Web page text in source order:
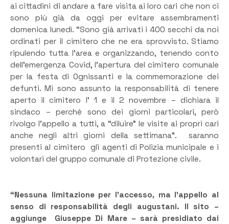
ai cittadini di andare a fare visita ai loro cari che non ci
sono più già da oggi per evitare assembramenti
domenica lunedì. “Sono già arrivati i 400 secchi da noi
ordinati per il cimitero che ne era sprovvisto. Stiamo
ripulendo tutta l’area e organizzando, tenendo conto
dell’emergenza Covid, l’apertura del cimitero comunale
per la festa di Ognissanti e la commemorazione dei
defunti. Mi sono assunto la responsabilità di tenere
aperto il cimitero l’ 1 e il 2 novembre – dichiara il
sindaco – perché sono dei giorni particolari, però
rivolgo l’appello a tutti, a “diluire” le visite ai propri cari
anche negli altri giorni della settimana”. saranno
presenti al cimitero gli agenti di Polizia municipale e i
volontari del gruppo comunale di Protezione civile.
“Nessuna limitazione per l’accesso, ma l’appello al
senso di responsabilità degli augustani. Il sito –
aggiunge Giuseppe Di Mare – sarà presidiato dai